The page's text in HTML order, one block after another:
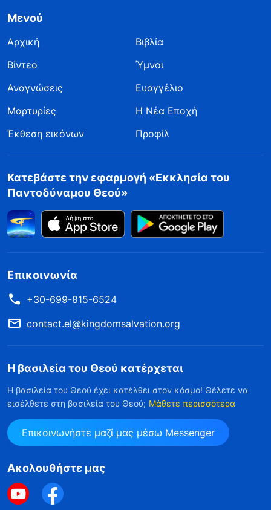
Μενού
Αρχική
Βιβλία
Βίντεο
Ύμνοι
Αναγνώσεις
Ευαγγέλιο
Μαρτυρίες
Η Νέα Εποχή
Έκθεση εικόνων
Προφίλ
Κατεβάστε την εφαρμογή «Εκκλησία του
Παντοδύναμου Θεού»
Επικοινωνία
+30-699-815-6524
contact.el@kingdomsalvation.org
Η βασιλεία του Θεού κατέρχεται
Η βασιλεία του Θεού έχει κατέλθει στον κόσμο! Θέλετε να
εισέλθετε στη βασιλεία του Θεού; Μάθετε περισσότερα
Επικοινωνήστε μαζί μας μέσω Messenger
Ακολουθήστε μας